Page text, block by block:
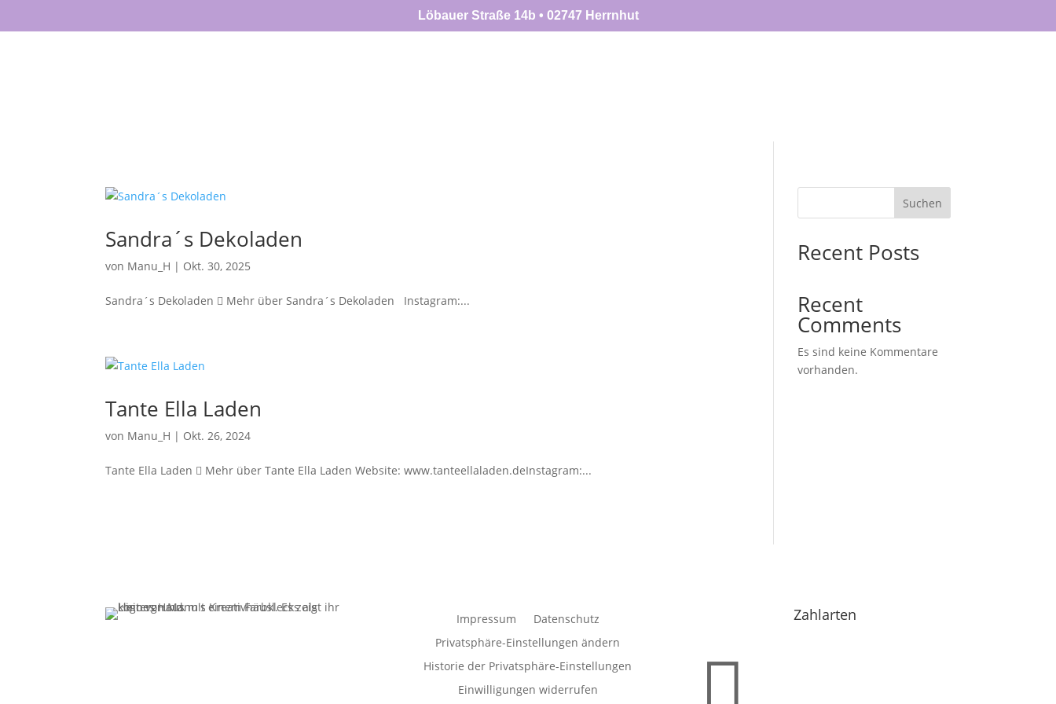
Löbauer Straße 14b • 02747 Herrnhut
Sandra´s Dekoladen
von Manu_H | Okt. 30, 2025
Sandra´s Dekoladen  Mehr über Sandra´s Dekoladen Instagram:...
Tante Ella Laden
von Manu_H | Okt. 26, 2024
Tante Ella Laden  Mehr über Tante Ella Laden Website: www.tanteellaladen.deInstagram:...
Suchen
Recent Posts
Recent
Comments
Es sind keine Kommentare
vorhanden.
Impressum
Datenschutz
Privatsphäre-Einstellungen ändern
Historie der Privatsphäre-Einstellungen
Einwilligungen widerrufen
Zahlarten